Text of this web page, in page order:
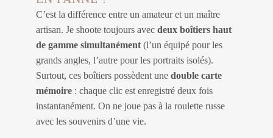
C’est la différence entre un amateur et un maître
artisan. Je shoote toujours avec deux boîtiers haut
de gamme simultanément (l’un équipé pour les
grands angles, l’autre pour les portraits isolés).
Surtout, ces boîtiers possèdent une double carte
mémoire : chaque clic est enregistré deux fois
instantanément. On ne joue pas à la roulette russe
avec les souvenirs d’une vie.